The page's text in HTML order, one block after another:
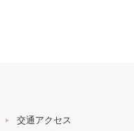
交通アクセス